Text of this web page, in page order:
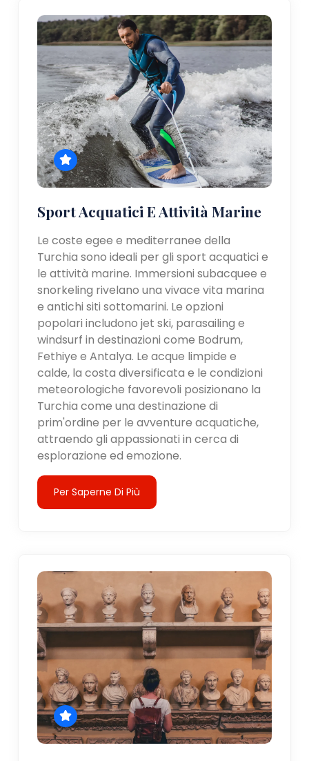
Sport Acquatici E Attività Marine
Le coste egee e mediterranee della
Turchia sono ideali per gli sport acquatici e
le attività marine. Immersioni subacquee e
snorkeling rivelano una vivace vita marina
e antichi siti sottomarini. Le opzioni
popolari includono jet ski, parasailing e
windsurf in destinazioni come Bodrum,
Fethiye e Antalya. Le acque limpide e
calde, la costa diversificata e le condizioni
meteorologiche favorevoli posizionano la
Turchia come una destinazione di
prim'ordine per le avventure acquatiche,
attraendo gli appassionati in cerca di
esplorazione ed emozione.
Per Saperne Di Più